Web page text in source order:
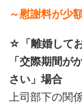
～慰謝料が少
☆「離婚して
「交際期間が
さい」場合
上司部下の関